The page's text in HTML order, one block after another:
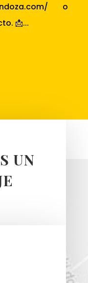
o
📩...
UN